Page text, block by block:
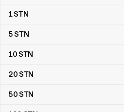
Umrechnungstabelle São-
1STN
5STN
10STN
20STN
50STN